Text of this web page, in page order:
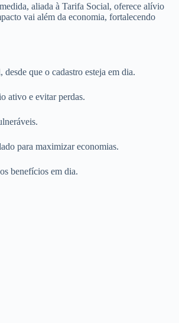
aliada à Tarifa Social, oferece alívio
vai além da economia, fortalecendo
que o cadastro esteja em dia.
ativo e evitar perdas.
para maximizar economias.
benefícios em dia.